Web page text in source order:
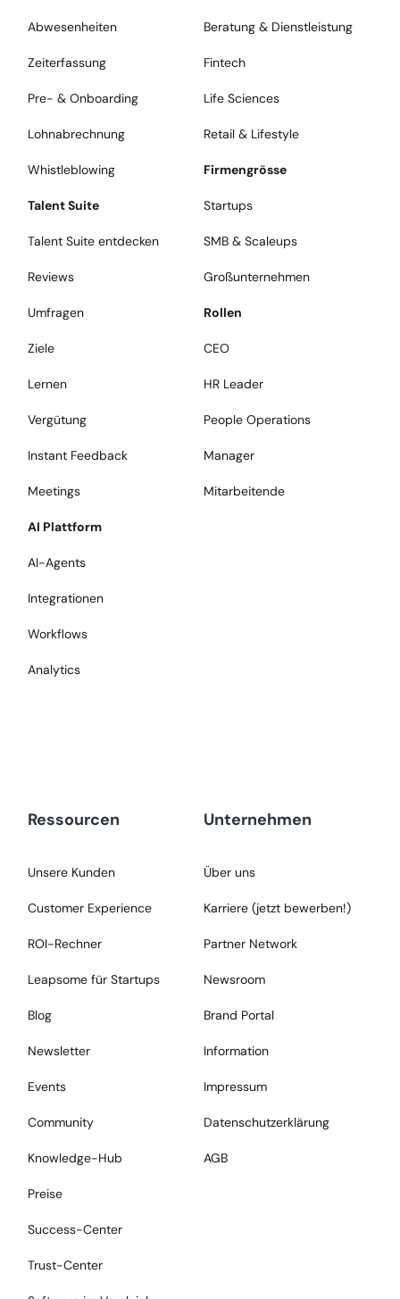
Abwesenheiten
Zeiterfassung
Pre- & Onboarding
Lohnabrechnung
Whistleblowing
Talent Suite
Talent Suite entdecken
Reviews
Umfragen
Ziele
Lernen
Vergütung
Instant Feedback
Meetings
AI Plattform
AI-Agents
Integrationen
Workflows
Analytics
Beratung & Dienstleistung
Fintech
Life Sciences
Retail & Lifestyle
Firmengrösse
Startups
SMB & Scaleups
Großunternehmen
Rollen
CEO
HR Leader
People Operations
Manager
Mitarbeitende
Ressourcen
Unsere Kunden
Customer Experience
ROI-Rechner
Leapsome für Startups
Blog
Newsletter
Events
Community
Knowledge-Hub
Preise
Success-Center
Trust-Center
Unternehmen
Über uns
Karriere (jetzt bewerben!)
Partner Network
Newsroom
Brand Portal
Information
Impressum
Datenschutzerklärung
AGB